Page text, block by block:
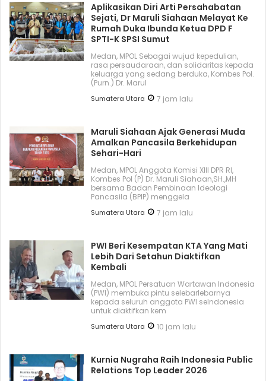
Aplikasikan Diri Arti Persahabatan
Sejati, Dr Maruli Siahaan Melayat Ke
Rumah Duka Ibunda Ketua DPD F
SPTI-K SPSI Sumut
Medan, MPOL Sebagai wujud kepedulian,
rasa persaudaraan, dan solidaritas kepada
keluarga yang sedang berduka, Kombes Pol.
(Purn.) Dr. Marul
Sumatera Utara 7 jam lalu
Maruli Siahaan Ajak Generasi Muda
Amalkan Pancasila Berkehidupan
Sehari-Hari
Medan, MPOL Anggota Komisi XIII DPR RI,
Kombes Pol (P) Dr. Maruli Siahaan,SH.,MH
bersama Badan Pembinaan Ideologi
Pancasila (BPIP) menggela
Sumatera Utara 7 jam lalu
PWI Beri Kesempatan KTA Yang Mati
Lebih Dari Setahun Diaktifkan
Kembali
Medan, MPOL Persatuan Wartawan Indonesia
(PWI) membuka pintu selebarlebarnya
kepada seluruh anggota PWI seIndonesia
untuk diaktifkan kem
Sumatera Utara 10 jam lalu
Kurnia Nugraha Raih Indonesia Public
Relations Top Leader 2026